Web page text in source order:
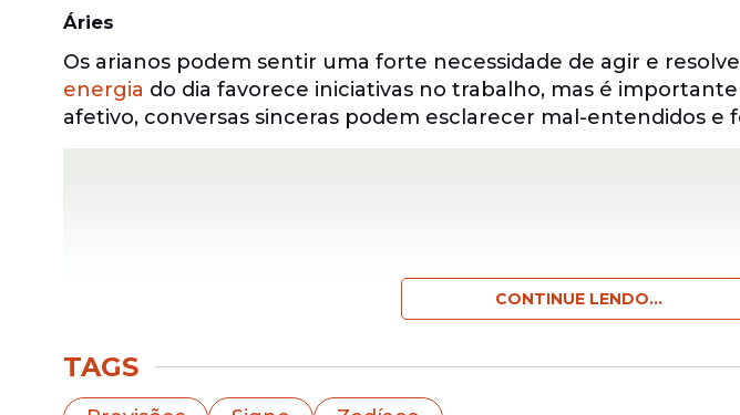
Áries
Os arianos podem sentir uma forte necessidade de agir e
energia do dia favorece iniciativas no trabalho, mas é
afetivo, conversas sinceras podem esclarecer mal-entendidos e
CONTINUE LENDO...
TAGS